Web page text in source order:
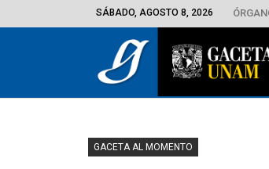
SÁBADO, AGOSTO 8, 2026
GACETA AL MOMENTO